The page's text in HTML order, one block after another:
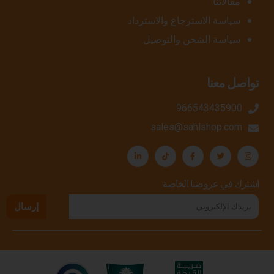
سياسة الاسترجاع والاسترداد
سياسة الشحن والتوصيل
تواصل معنا
966543435900
sales@sahlshop.com
اشترك في عروضنا الخاصة
إرسال